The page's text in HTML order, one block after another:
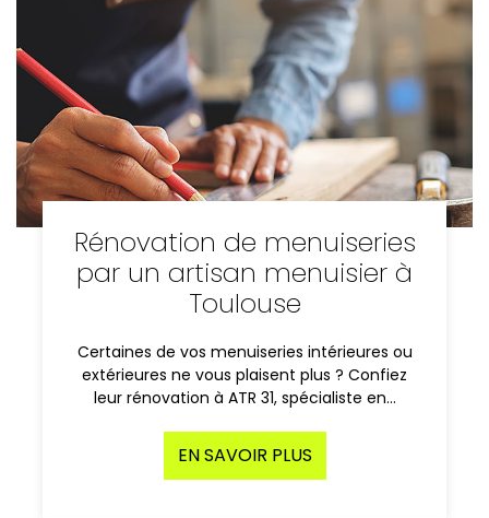
Rénovation de menuiseries
par un artisan menuisier à
Toulouse
Certaines de vos menuiseries intérieures ou
extérieures ne vous plaisent plus ? Confiez
leur rénovation à ATR 31, spécialiste en…
EN SAVOIR PLUS